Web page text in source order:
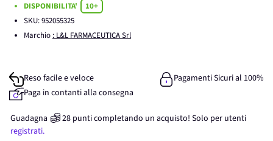
DISPONIBILITA'
10+
SKU:952055325
Marchio : L&L FARMACEUTICA Srl
Reso facile e veloce
Pagamenti Sicuri al 100%
Paga in contanti alla consegna
Guadagna 28 punticompletando un acquisto! Solo per utenti
registrati.